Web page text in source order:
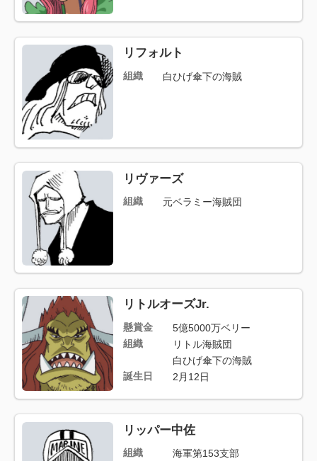
リフォルト
組織 白ひげ傘下の海賊
リヴァーズ
組織 元ベラミー海賊団
リトルオーズJr.
懸賞金
5億5000万ベリー
組織
リトル海賊団
白ひげ傘下の海賊
誕生日
2月12日
リッパー中佐
組織
海軍第153支部